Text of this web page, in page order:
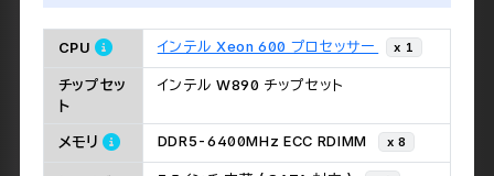
製品仕様
CPU インテル Xeon 600 プロセッサー
チップセッ
ト